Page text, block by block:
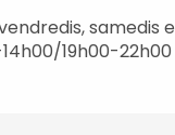
samedis
19h00-22h00